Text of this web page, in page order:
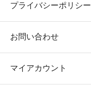
プライバシーポリシー
お問い合わせ
マイアカウント